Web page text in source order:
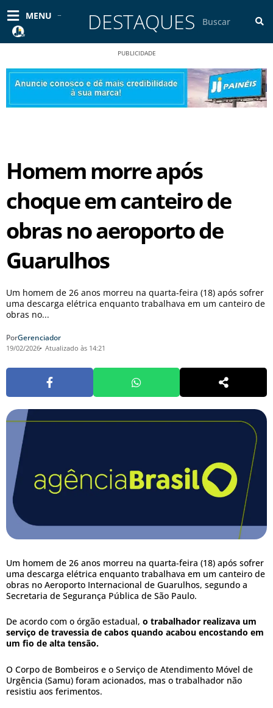
para
conteúdo
MENU DESTAQUES
PUBLICIDADE
Homem morre após
choque em canteiro de
obras no aeroporto de
Guarulhos
Um homem de 26 anos morreu na quarta-feira (18) após sofrer
uma descarga elétrica enquanto trabalhava em um canteiro de
obras no...
PorGerenciador
19/02/2026 Atualizado às 14:21
Um homem de 26 anos morreu na quarta-feira (18) após sofrer
uma descarga elétrica enquanto trabalhava em um canteiro de
obras no Aeroporto Internacional de Guarulhos, segundo a
Secretaria de Segurança Pública de São Paulo.
De acordo com o órgão estadual, o trabalhador realizava um
serviço de travessia de cabos quando acabou encostando em
um fio de alta tensão.
O Corpo de Bombeiros e o Serviço de Atendimento Móvel de
Urgência (Samu) foram acionados, mas o trabalhador não
resistiu aos ferimentos.